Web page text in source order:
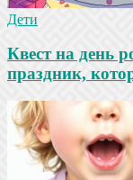
Дети
Квест на день
праздник,